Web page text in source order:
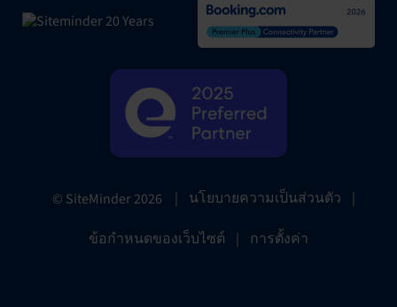
© SiteMinder2026 | นโยบายความเป็นส่วนตัว |
ข้อกำหนดของเว็บไซต์ | การตั้งค่า